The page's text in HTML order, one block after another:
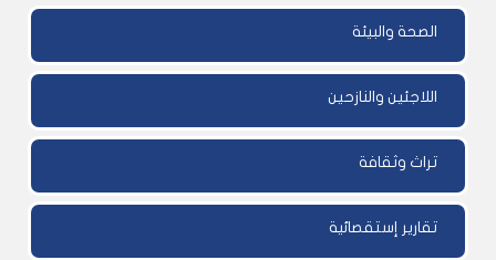
الصحة والبيئة
اللاجئين والنازحين
تراث وثقافة
تقارير إستقصائية